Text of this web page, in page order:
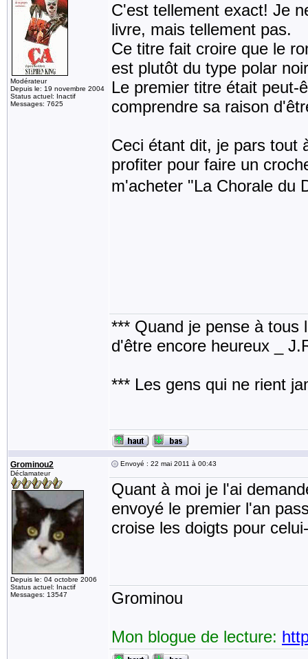
Modérateur
Depuis le: 19 novembre 2004
Status actuel: Inactif
Messages: 7625
C'est tellement exact! Je
livre, mais tellement pas.
Ce titre fait croire que le
est plutôt du type polar
Le premier titre était peut-
comprendre sa raison
Ceci étant dit, je pars tout
profiter pour faire un
m'acheter "La Chorale du
*** Quand je pense à tous
d'être encore heureux _
*** Les gens qui ne rient
Grominou2
Déclamateur
Depuis le: 04 octobre 2006
Status actuel: Inactif
Messages: 13547
Envoyé : 22 mai 2011 à 00:43
Quant à moi je l'ai
envoyé le premier l'an
croise les doigts pour
Grominou
Mon blogue de lecture: